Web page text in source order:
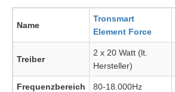
Name
Tronsmart
Element Force
Treiber
2 x 20 Watt (lt.
Hersteller)
Frequenzbereich 80-18.000Hz